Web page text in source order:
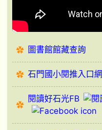
圖書館館藏查詢
石門國小閱推入口網
閱讀好石光FB